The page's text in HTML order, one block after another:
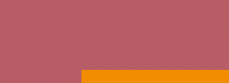
został